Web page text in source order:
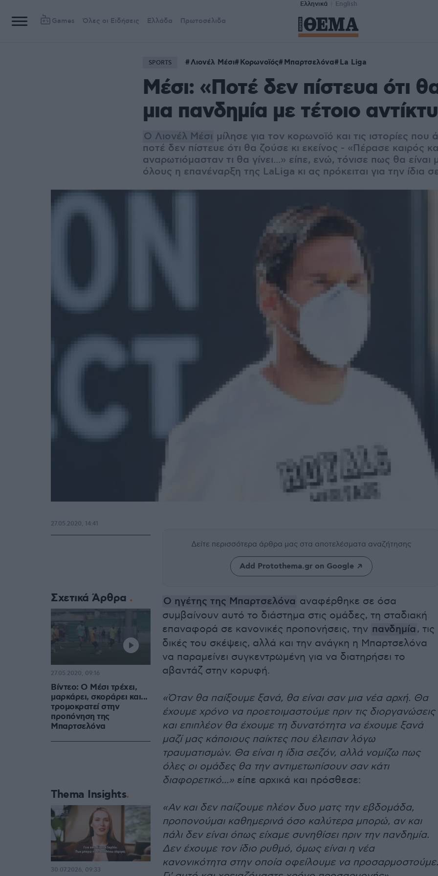
Ελληνικά English
Games Όλες οι Ειδήσεις Ελλάδα Πρωτοσέλιδα
SPORTS Λιονέλ Μέσι Κορωνοϊός Μπαρτσελόνα La Liga
Μέσι: «Ποτέ δεν πίστευα ότι
μια πανδημία με τέτοιο
Ο Λιονέλ Μέσι μίλησε για τον κορωνοϊό και τις ιστορίες που
ποτέ δεν πίστευε ότι θα ζούσε κι εκείνος - «Πέρασε καιρός
αναρωτιόμασταν τι θα γίνει...» είπε, ενώ, τόνισε πως θα είναι
όλους η επανέναρξη της LaLiga κι ας πρόκειται για την ίδια
Δείτε περισσότερα άρθρα μας στα αποτελέσματα αναζήτησης
Add Protothema.gr on Google
Ο ηγέτης της Μπαρτσελόνα αναφέρθηκε σε όσα
συμβαίνουν αυτό το διάστημα στις ομάδες, τη σταδιακή
επαναφορά σε κανονικές προπονήσεις, την πανδημία , τις
δικές του σκέψεις, αλλά και την ανάγκη η Μπαρτσελόνα
να παραμείνει συγκεντρωμένη για να διατηρήσει το
αβαντάζ στην κορυφή.
«Όταν θα παίξουμε ξανά, θα είναι σαν μια νέα αρχή. Θα
έχουμε χρόνο να προετοιμαστούμε πριν τις διοργανώσεις
και επιπλέον θα έχουμε τη δυνατότητα να έχουμε ξανά
μαζί μας κάποιους παίκτες που έλειπαν λόγω
τραυματισμών. Θα είναι η ίδια σεζόν, αλλά νομίζω πως
όλες οι ομάδες θα την αντιμετωπίσουν σαν κάτι
διαφορετικό...» είπε αρχικά και πρόσθεσε:
«Αν και δεν παίζουμε πλέον δυο ματς την εβδομάδα,
προπονούμαι καθημερινά όσο καλύτερα μπορώ, αν και
πάλι δεν είναι όπως είχαμε συνηθίσει πριν την πανδημία.
Δεν έχουμε τον ίδιο ρυθμό, όμως είναι η νέα
κανονικότητα στην οποία οφείλουμε να προσαρμοστούμε.
27.05.2020, 14:41
Σχετικά Άρθρα
Βίντεο: Ο Μέσι τρέχει,
μαρκάρει, σκοράρει και...
τρομοκρατεί στην
προπόνηση της
Μπαρτσελόνα
27.05.2020, 09:16
Thema Insights
30.07.2026, 09:33